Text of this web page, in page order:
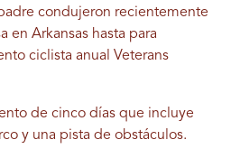
condujeron recientemente
en Arkansas hasta para
ciclista anual Veterans
de cinco días que incluye
y una pista de obstáculos.